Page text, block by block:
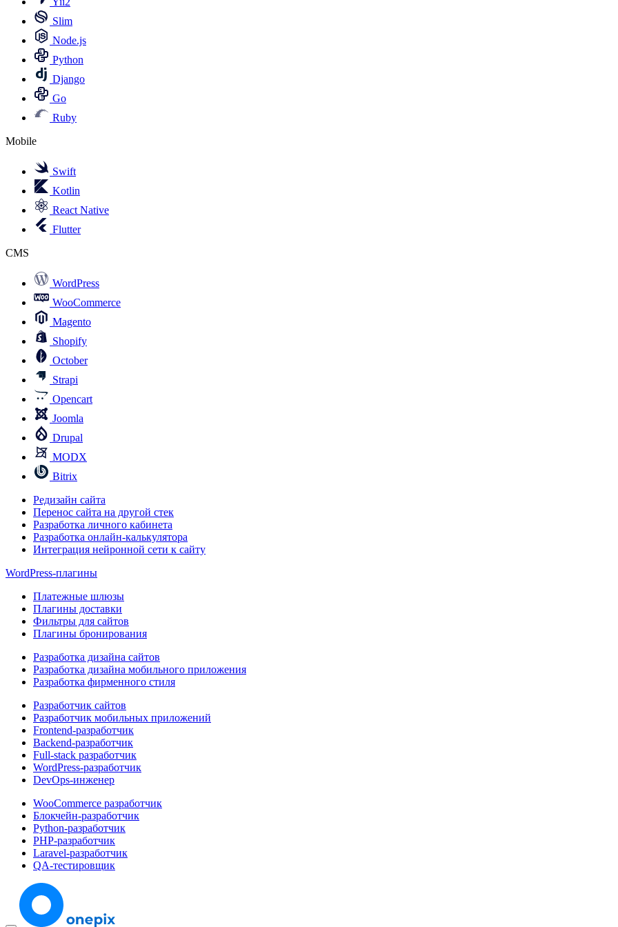
Slim
Node.js
Python
Django
Go
Ruby
Mobile
Swift
Kotlin
React Native
Flutter
CMS
WordPress
WooCommerce
Magento
Shopify
October
Strapi
Opencart
Joomla
Drupal
MODX
Bitrix
Редизайн сайта
Перенос сайта на другой стек
Разработка личного кабинета
Разработка онлайн-калькулятора
Интеграция нейронной сети к сайту
WordPress-плагины
Платежные шлюзы
Плагины доставки
Фильтры для сайтов
Плагины бронирования
Разработка дизайна сайтов
Разработка дизайна мобильного приложения
Разработка фирменного стиля
Разработчик сайтов
Разработчик мобильных приложений
Frontend-разработчик
Backend-разработчик
Full-stack разработчик
WordPress-разработчик
DevOps-инженер
WooCommerce разработчик
Блокчейн-разработчик
Python-разработчик
PHP-разработчик
Laravel-разработчик
QA-тестировщик